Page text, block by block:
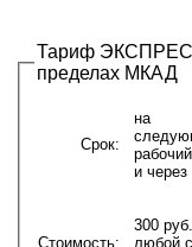
Тариф
пределах МКАД
Срок:
на
и через
Стоимость:
300
любой